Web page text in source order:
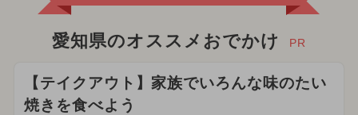
愛知県のオススメおでかけ PR
【テイクアウト】家族でいろんな味のたい
焼きを食べよう